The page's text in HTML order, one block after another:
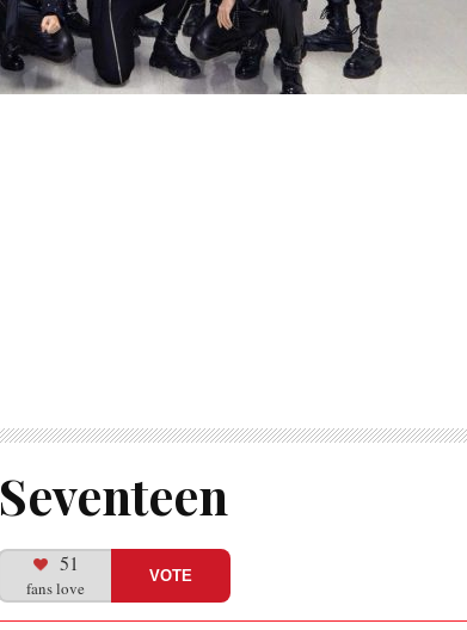
Seventeen
51
fans love
VOTE